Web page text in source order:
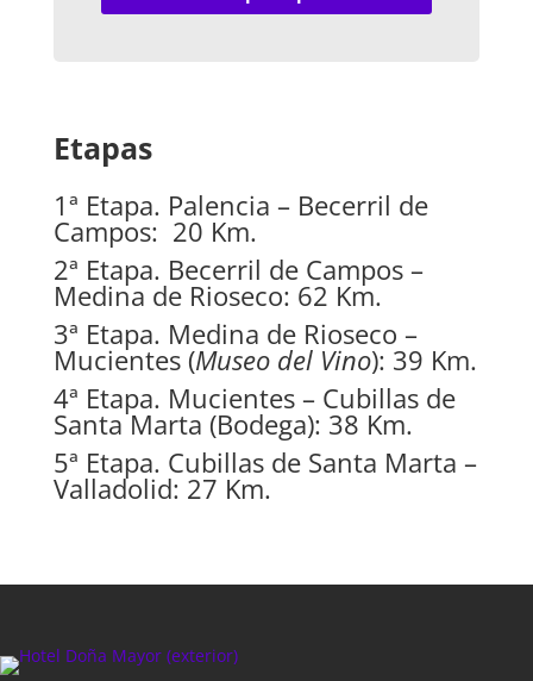
Etapas
1ª Etapa. Palencia – Becerril de
Campos: 20 Km.
2ª Etapa. Becerril de Campos –
Medina de Rioseco: 62 Km.
3ª Etapa. Medina de Rioseco –
Mucientes (Museo del Vino): 39 Km.
4ª Etapa. Mucientes – Cubillas de
Santa Marta (Bodega): 38 Km.
5ª Etapa. Cubillas de Santa Marta –
Valladolid: 27 Km.